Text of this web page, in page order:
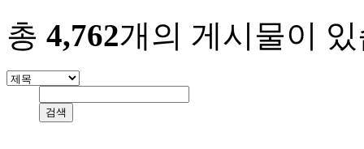
총 4,762개의 게시물이